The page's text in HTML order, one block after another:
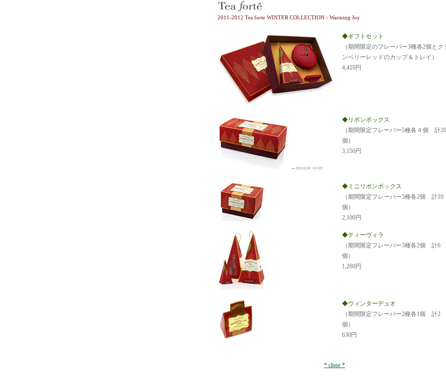
2011-2012 Tea forte WINTER COLLECTION - Warming Joy
◆ギフトセット
（期間限定のフレーバー3種各2個とク
ンベリーレッドのカップ＆トレイ）
4,410円
←mouse over
◆リボンボックス
（期間限定フレーバー5種各４個 計20
個）
3,150円
◆ミニリボンボックス
（期間限定フレーバー5種各2個 計10
個）
2,100円
◆ティーヴィラ
（期間限定フレーバー3種各2個 計6
個）
1,260円
◆ウィンターデュオ
（期間限定フレーバー2種各1個 計2
個）
630円
* close *